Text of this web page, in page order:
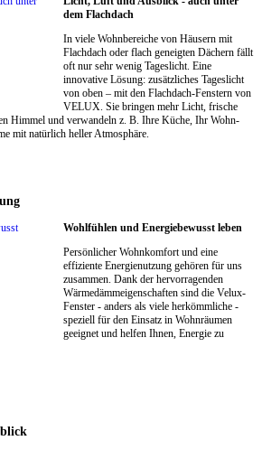
dem Flachdach
In viele Wohnbereiche von Häusern mit
Flachdach oder flach geneigten Dächern fällt
oft nur sehr wenig Tageslicht. Eine
innovative Lösung: zusätzliches Tageslicht
von oben – mit den Flachdach-Fenstern von
VELUX. Sie bringen mehr Licht, frische
Himmel und verwandeln z. B. Ihre Küche, Ihr Wohn-
mit natürlich heller Atmosphäre.
Wohlfühlen und Energiebewusst leben
Persönlicher Wohnkomfort und eine
effiziente Energienutzung gehören für uns
zusammen. Dank der hervorragenden
Wärmedämmeigenschaften sind die Velux-
Fenster - anders als viele herkömmliche -
speziell für den Einsatz in Wohnräumen
geeignet und helfen Ihnen, Energie zu